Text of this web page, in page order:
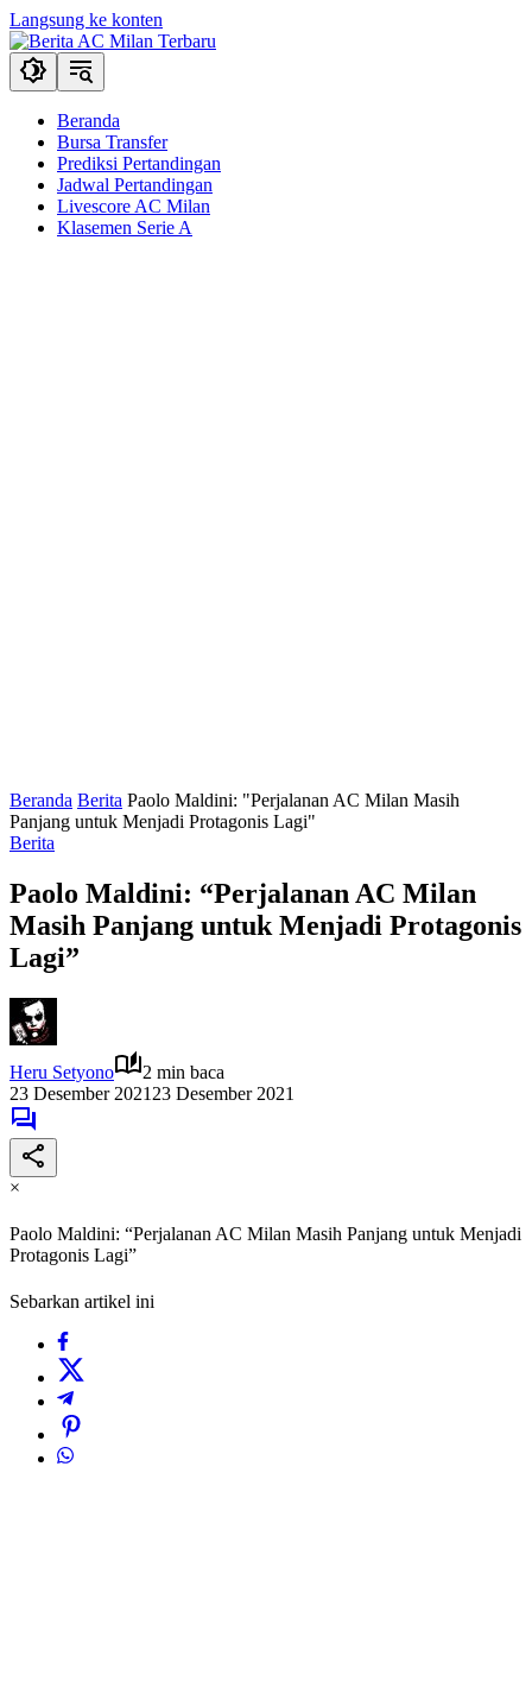
Langsung ke konten
Beranda
Bursa Transfer
Prediksi Pertandingan
Jadwal Pertandingan
Livescore AC Milan
Klasemen Serie A
Beranda Berita Paolo Maldini: "Perjalanan AC Milan Masih
Panjang untuk Menjadi Protagonis Lagi"
Berita
Paolo Maldini: “Perjalanan AC Milan
Masih Panjang untuk Menjadi Protagonis
Lagi”
Heru Setyono
2 min baca
23 Desember 2021 23 Desember 2021
×
Paolo Maldini: “Perjalanan AC Milan Masih Panjang untuk Menjadi
Protagonis Lagi”
Sebarkan artikel ini